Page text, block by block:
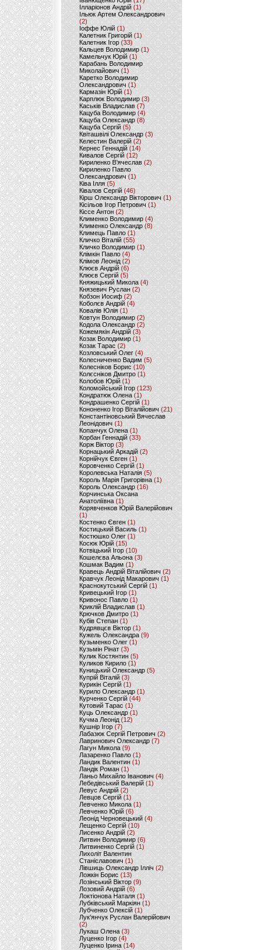
Ілларіонов Андрій (1)
Ільюк Артем Олександрович
(2)
Іоффе Юлій (1)
Калетник Григорій(1)
Калетник Ігор (33)
Кальцев Володимир(1)
Камельчук Юрій (1)
Карабань Володимир
Миколайович (1)
Каретко Володимир
Олександрович (1)
Кармазін Юрій(1)
Карплюк Володимир(3)
Каськів Владислав (7)
Кацуба Володимир (4)
Кацуба Олександр (8)
Кацуба Сергій (5)
Квіташвілі Олександр(3)
Келестин Валерій(2)
Кернес Геннадій (14)
Кивалов Сергій (12)
Кириленко В’ячеслав (2)
Кириленко Павло
Олександрович (1)
Ківа Ілля (5)
Ківалов Сергій(46)
Кірш Олександр Вікторович (1)
Кісільов Ігор Петрович (1)
Кіссе Антон (2)
Клименко Володимир(4)
Клименко Олександр (8)
Климець Павло (1)
Кличко Віталій(55)
Кличко Володимир (1)
Клімкін Павло (4)
Клімов Леонід(2)
Клюєв Андрій(6)
Клюєв Сергій (5)
Княжицький Микола(4)
Князевич Руслан (2)
Кобзон Иосиф(2)
Коболєв Андрій (4)
Ковалів Юлія(1)
Ковтун Володимир (2)
Кодола Олександр (2)
Кожемякін Андрій (3)
Козак Володимир (1)
Козак Тарас (2)
Козловський Олег(4)
Колесниченко Вадим (5)
Колесніков Борис (10)
Колєсніков Дмитро (1)
Колобов Юрій (1)
Коломойський Ігор (123)
Кондратюк Олена(1)
Кондрашенко Сергій (1)
Кононенко Ігор Віталійович (21)
Константіновський Вячеслав
Леонідович (1)
Копанчук Олена (1)
Корбан Геннадій (33)
Корж Віктор (3)
Корнацький Аркадій (2)
Корнійчук Євген (1)
Коровченко Сергій (1)
Королевська Наталія(5)
Король Марія Григорівна (1)
Король Олександр (16)
Корчинська Оксана
Анатоліївна (1)
Корявченков Юрій Валерійович
(1)
Костенко Євген (1)
Костицький Василь (1)
Костюшко Олег (1)
Косюк Юрій (15)
Котвіцький Ігор (10)
Кошелєва Альона(3)
Кошмак Вадим (1)
Кравець Андрій Віталійович (2)
Кравчук Леонід Макарович (1)
Краснокутський Сергій (1)
Кривецький Ігор (1)
Кривонос Павло (1)
Криклій Владислав (1)
Крючков Дмитро(1)
Кубів Степан(1)
Кудрявцєв Віктор (1)
Кужель Олександра (9)
Кузьменко Олег (1)
Кузьмін Рінат(3)
Кулик Костянтин(5)
Куликов Кирило (1)
Куницький Олександр (5)
Купрій Віталій (3)
Курикін Сергій(1)
Курило Олександр (1)
Курченко Сергій (44)
Кутовий Тарас (1)
Куць Олександр (1)
Кучма Леонід (12)
Кушнір Ігор(7)
Лабазюк Сергій Петрович (2)
Лавринович Олександр(7)
Лагун Микола(9)
Лазаренко Павло (1)
Ландик Валентин (1)
Ландік Роман (1)
Ланьо Михайло Іванович(4)
Лебедівський Валерій(1)
Левус Андрій(2)
Левцов Сергій (1)
Левченко Микола (1)
Левченко Юрій (6)
Леонід Черновецький (4)
Лещенко Сергій (10)
Лисенко Андрій (2)
Литвин Володимир (6)
Литвиненко Сергій (1)
Лихоліт Валентин
Станіславович (1)
Лівшиць Олександр Ілліч (2)
Ложкін Борис(13)
Лозінський Віктор(9)
Лозовий Андрій (6)
Локтіонова Наталя (1)
Лубківський Маркіян(1)
Лубченко Олексій (1)
Лук'янчук Руслан Валерійович
(2)
Лукаш Олена (3)
Луценко Ігор (4)
Луценко Ірина (14)